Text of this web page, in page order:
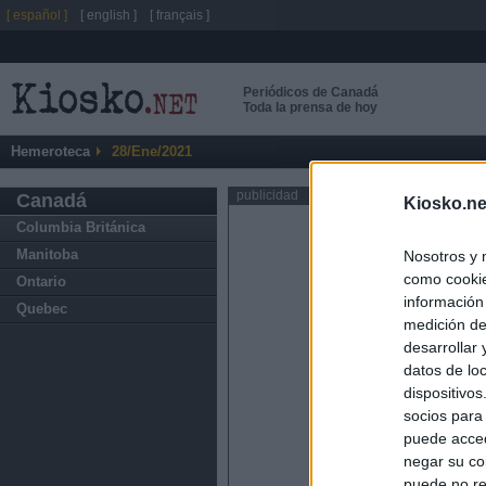
Nosotros y
como
medición
desarrollar
datos de
socios
puede
negar su
Periódicos de Canadá
Toda la prensa de hoy
Hemeroteca 28/Ene/2021
Canadá
Columbia Británica
Manitoba
Ontario
Quebec
publicidad
[ español ] [ english ] [ français ]